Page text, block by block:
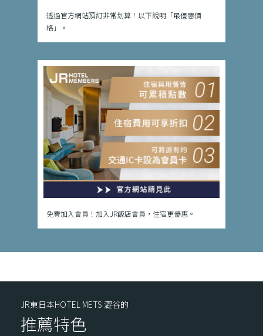
透過官方網站預訂非常划算！以下說明「最優惠價
格」。
免費加入會員！加入JR飯店會員，住宿更優惠。
JR東日本HOTEL METS 澀谷的
推薦特色